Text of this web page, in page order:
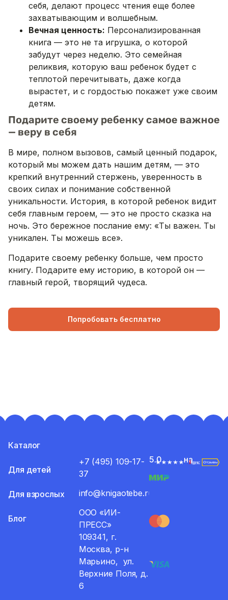
себя, делают процесс чтения еще более
захватывающим и волшебным.
Вечная ценность: Персонализированная
книга — это не та игрушка, о которой
забудут через неделю. Это семейная
реликвия, которую ваш ребенок будет с
теплотой перечитывать, даже когда
вырастет, и с гордостью покажет уже своим
детям.
Подарите своему ребенку самое важное
— веру в себя
В мире, полном вызовов, самый ценный подарок,
который мы можем дать нашим детям, — это
крепкий внутренний стержень, уверенность в
своих силах и понимание собственной
уникальности. История, в которой ребенок видит
себя главным героем, — это не просто сказка на
ночь. Это бережное послание ему: «Ты важен. Ты
уникален. Ты можешь все».
Подарите своему ребенку больше, чем просто
книгу. Подарите ему историю, в которой он —
главный герой, творящий чудеса.
Попробовать бесплатно
+7 (495) 109-17-
37
info@knigaotebe.ru
ООО «ИИ-
ПРЕСС»
109341, г.
Москва, р-н
Марьино, ул.
Верхние Поля, д.
6
Каталог
Для детей
Для взрослых
Блог
5.0 на